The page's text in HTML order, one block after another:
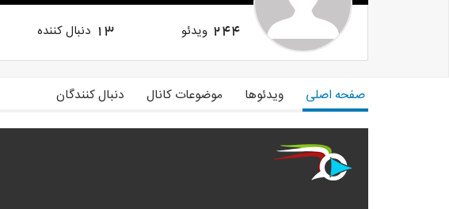
244 ویدئو 13 دنبال کننده
صفحه اصلی ویدئوها موضوعات کانال دنبال کنندگان